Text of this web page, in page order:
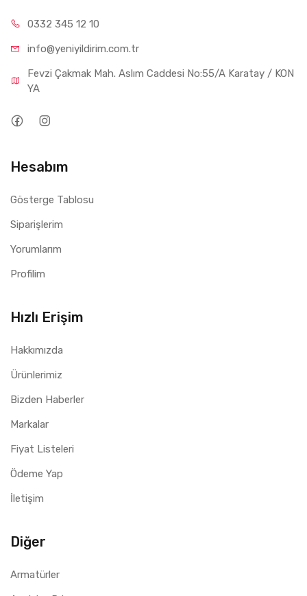
0332 345 12 10
info@yeniyildirim.com.tr
Fevzi Çakmak Mah. Aslım Caddesi No:55/A Karatay / KON
YA
Hesabım
Gösterge Tablosu
Siparişlerim
Yorumlarım
Profilim
Hızlı Erişim
Hakkımızda
Ürünlerimiz
Bizden Haberler
Markalar
Fiyat Listeleri
Ödeme Yap
İletişim
Diğer
Armatürler